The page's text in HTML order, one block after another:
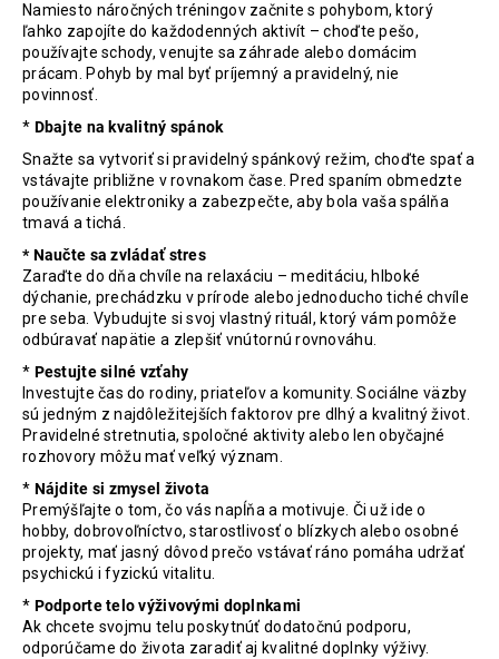
Namiesto náročných tréningov začnite s pohybom, ktorý
ľahko zapojíte do každodenných aktivít – choďte pešo,
používajte schody, venujte sa záhrade alebo domácim
prácam. Pohyb by mal byť príjemný a pravidelný, nie
povinnosť.
* Dbajte na kvalitný spánok
Snažte sa vytvoriť si pravidelný spánkový režim, choďte spať a
vstávajte približne v rovnakom čase. Pred spaním obmedzte
používanie elektroniky a zabezpečte, aby bola vaša spálňa
tmavá a tichá.
* Naučte sa zvládať stres
Zaraďte do dňa chvíle na relaxáciu – meditáciu, hlboké
dýchanie, prechádzku v prírode alebo jednoducho tiché chvíle
pre seba. Vybudujte si svoj vlastný rituál, ktorý vám pomôže
odbúravať napätie a zlepšiť vnútornú rovnováhu.
* Pestujte silné vzťahy
Investujte čas do rodiny, priateľov a komunity. Sociálne väzby
sú jedným z najdôležitejších faktorov pre dlhý a kvalitný život.
Pravidelné stretnutia, spoločné aktivity alebo len obyčajné
rozhovory môžu mať veľký význam.
* Nájdite si zmysel života
Premýšľajte o tom, čo vás napĺňa a motivuje. Či už ide o
hobby, dobrovoľníctvo, starostlivosť o blízkych alebo osobné
projekty, mať jasný dôvod prečo vstávať ráno pomáha udržať
psychickú i fyzickú vitalitu.
* Podporte telo výživovými doplnkami
Ak chcete svojmu telu poskytnúť dodatočnú podporu,
odporúčame do života zaradiť aj kvalitné doplnky výživy.